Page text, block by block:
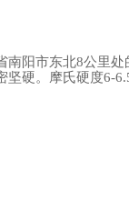
南阳市东北8公里
坚硬。摩氏硬度6-